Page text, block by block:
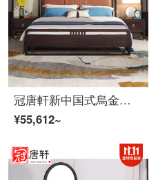
冠唐軒新中国式烏金木全裸床現代簡単約1.8メートルダブルベッドの主な寝室の家装別荘家具婚床カスタム2.0*2.20メートル（烏金木）
¥55,612~